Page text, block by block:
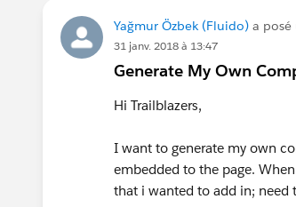
Yağmur Özbek (Fluido) a
31 janv. 2018 à 13:47
Generate My Own
Hi Trailblazers,
I want to generate my own
embedded to the page.
that i wanted to add in; need